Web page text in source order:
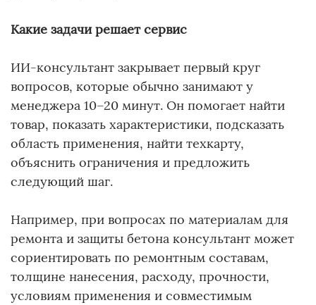
Какие задачи решает сервис
ИИ-консультант закрывает первый круг
вопросов, которые обычно занимают у
менеджера 10–20 минут. Он помогает найти
товар, показать характеристики, подсказать
область применения, найти техкарту,
объяснить ограничения и предложить
следующий шаг.
Например, при вопросах по материалам для
ремонта и защиты бетона консультант может
сориентировать по ремонтным составам,
толщине нанесения, расходу, прочности,
условиям применения и совместимым